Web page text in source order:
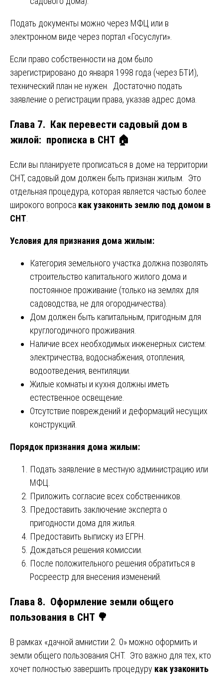
Подать документы можно через МФЦ или в
электронном виде через портал «Госуслуги».
Если право собственности на дом было
зарегистрировано до января 1998 года (через БТИ),
технический план не нужен. Достаточно подать
заявление о регистрации права, указав адрес дома.
Глава 7. Как перевести садовый дом в
жилой: прописка в СНТ 🏠
Если вы планируете прописаться в доме на территории
СНТ, садовый дом должен быть признан жилым. Это
отдельная процедура, которая является частью более
широкого вопроса как узаконить землю под домом в
СНТ
Условия для признания дома жилым:
Категория земельного участка должна позволять
строительство капитального жилого дома и
постоянное проживание (только на землях для
садоводства, не для огородничества).
Дом должен быть капитальным, пригодным для
круглогодичного проживания.
Наличие всех необходимых инженерных систем:
электричества, водоснабжения, отопления,
водоотведения, вентиляции.
Жилые комнаты и кухня должны иметь
естественное освещение.
Отсутствие повреждений и деформаций несущих
конструкций.
Порядок признания дома жилым:
Подать заявление в местную администрацию или
МФЦ.
Приложить согласие всех собственников.
Предоставить заключение эксперта о
пригодности дома для жилья.
Предоставить выписку из ЕГРН.
Дождаться решения комиссии.
После положительного решения обратиться в
Росреестр для внесения изменений.
Глава 8. Оформление земли общего
пользования в СНТ 🌳
В рамках «дачной амнистии 2. 0» можно оформить и
земли общего пользования СНТ. Это важно для тех, кто
хочет полностью завершить процедуру как узаконить